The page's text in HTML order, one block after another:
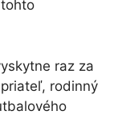
raz za
rodinný